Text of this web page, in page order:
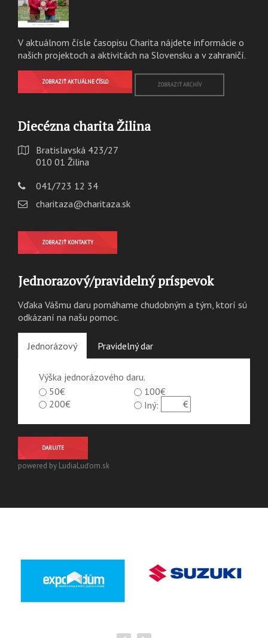
V aktuálnom čísle časopisu Charita nájdete informácie o
našich projektoch a aktivitách na Slovensku a v zahraničí.
ZOBRAZIŤ AKTUÁLNE ČÍSLO ZOBRAZIŤ ARCHÍV
Diecézna charita Žilina
Bratislavská 423/27
010 01 Žilina
041/723 12 34
charitaza@charitaza.sk
ZOBRAZIŤ KONTAKTY
Jednorazový/pravidelný príspevok
Vďaka Vášmu daru pomáhame chudobným a tým, ktorí sú
odkázaní na našu pomoc.
Jednorázový Pravidelný dar
Výška jednorázového daru.
50€
100€
200€
Iný:
DARUJTE
powered by LudiaLuďom.sk